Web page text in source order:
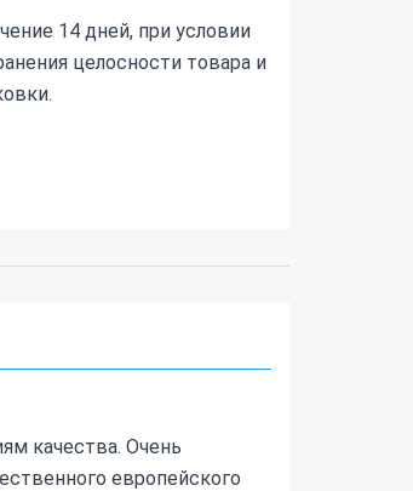
14 дней, при условии
целосности товара и
качества. Очень
европейского